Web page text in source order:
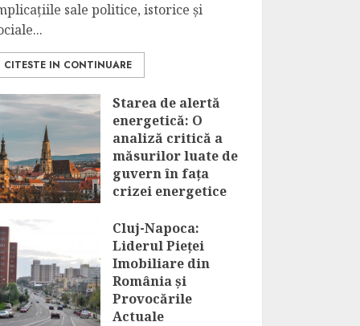
sale politice, istorice și
CITESTE IN CONTINUARE
Starea de alertă
energetică: O
analiză critică a
măsurilor luate de
guvern în fața
crizei energetice
Cluj-Napoca:
Liderul Pieței
Imobiliare din
România și
Provocările
Actuale